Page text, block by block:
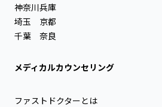
神奈川
埼玉
千葉
兵庫
京都
奈良
メディカルカウンセリング
ファストドクターとは